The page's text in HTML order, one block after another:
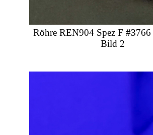
Röhre REN904 Spez F
Bild 2